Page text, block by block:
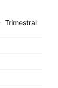
Trimestral